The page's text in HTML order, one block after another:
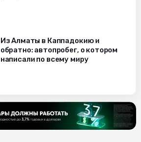
Из Алматы в Каппадокию и
обратно: автопробег, о котором
написали по всему миру